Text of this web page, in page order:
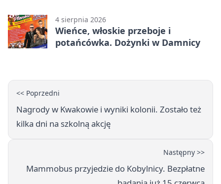
4 sierpnia 2026
Wieńce, włoskie przeboje i
potańcówka. Dożynki w Damnicy
<< Poprzedni
Nagrody w Kwakowie i wyniki kolonii. Zostało też
kilka dni na szkolną akcję
Następny >>
Mammobus przyjedzie do Kobylnicy. Bezpłatne